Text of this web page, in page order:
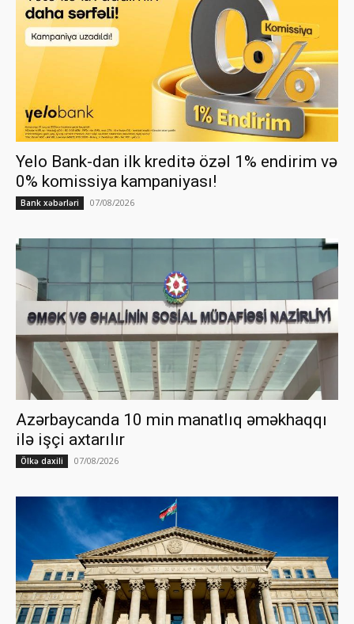
Yelo Bank-dan ilk kreditə özəl 1% endirim və
0% komissiya kampaniyası!
Bank xəbərləri 07/08/2026
Azərbaycanda 10 min manatlıq əməkhaqqı
ilə işçi axtarılır
Ölkə daxili 07/08/2026